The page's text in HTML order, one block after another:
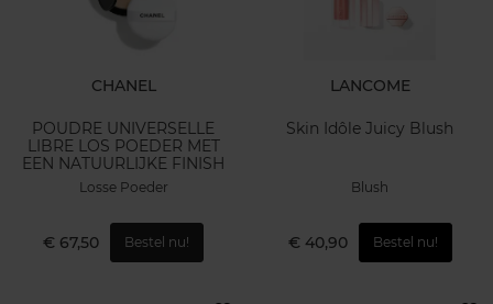
CHANEL
POUDRE UNIVERSELLE
LIBRE LOS POEDER MET
EEN NATUURLIJKE FINISH
Losse Poeder
€ 67,50 Bestel nu!
LANCOME
Skin Idôle Juicy Blush
Blush
€ 40,90 Bestel nu!